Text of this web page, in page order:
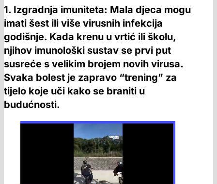
1. Izgradnja imuniteta: Mala djeca mogu
imati šest ili više virusnih infekcija
godišnje. Kada krenu u vrtić ili školu,
njihov imunološki sustav se prvi put
susreće s velikim brojem novih virusa.
Svaka bolest je zapravo “trening” za
tijelo koje uči kako se braniti u
budućnosti.